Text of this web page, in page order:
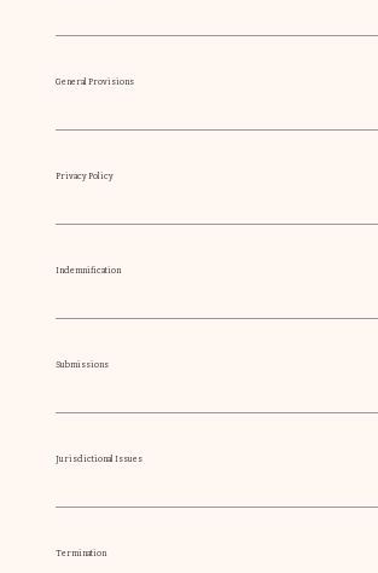
General Provisions
Privacy Policy
Indemnification
Submissions
Jurisdictional Issues
Termination